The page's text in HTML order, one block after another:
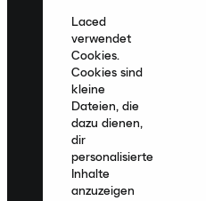
Melde dich für den
Veröffentlichungen,
zugeschnittene
Laced
verwendet
Cookies.
Cookies sind
kleine
Dateien, die
dazu dienen,
dir
personalisierte
Inhalte
anzuzeigen